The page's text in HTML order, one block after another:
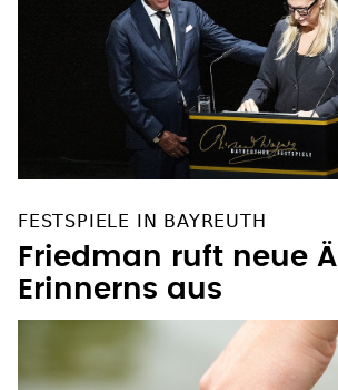
Friedman ruft neue
Erinnerns aus